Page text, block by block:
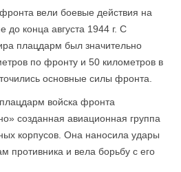
вели боевые действия на
конца августа 1944 г. С
плацдарм был значительно
по фронту и 50 километров в
основные силы фронта.
войска фронта
созданная авиационная группа
корпусов. Она наносила удары
противника и вела борьбу с его